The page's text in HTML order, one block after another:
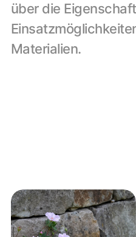
über die
Materialien.